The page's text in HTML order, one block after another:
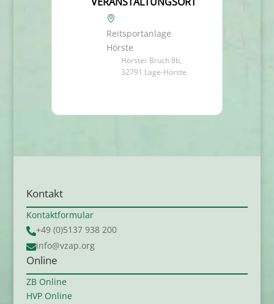
Reitsportanlage
Hörste
Hörster Bruch 8b,
32791 Lage-Hörste
Kontakt
Kontaktformular
+49 (0)5137 938 200
info@vzap.org
Online
ZB Online
HVP Online